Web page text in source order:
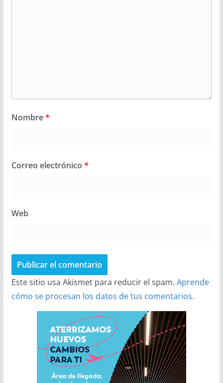
Nombre*
Correo electrónico *
Web
Este sitio usa Akismet para reducir el spam. Aprende
cómo se procesan los datos de tus comentarios.